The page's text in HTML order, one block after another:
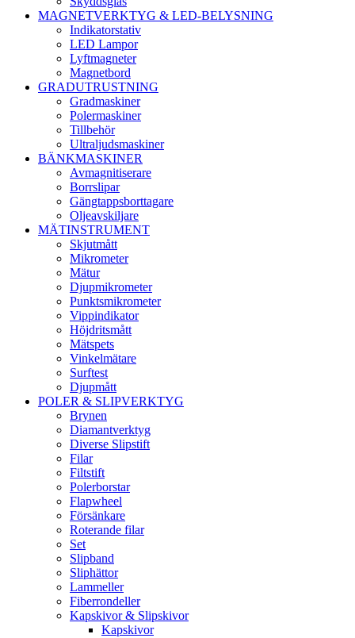
MAGNETVERKTYG & LED-BELYSNING
Indikatorstativ
LED Lampor
Lyftmagneter
Magnetbord
GRADUTRUSTNING
Gradmaskiner
Polermaskiner
Tillbehör
Ultraljudsmaskiner
BÄNKMASKINER
Avmagnitiserare
Borrslipar
Gängtappsborttagare
Oljeavskiljare
MÄTINSTRUMENT
Skjutmått
Mikrometer
Mätur
Djupmikrometer
Punktsmikrometer
Vippindikator
Höjdritsmått
Mätspets
Vinkelmätare
Surftest
Djupmått
POLER & SLIPVERKTYG
Brynen
Diamantverktyg
Diverse Slipstift
Filar
Filtstift
Polerborstar
Flapwheel
Försänkare
Roterande filar
Set
Slipband
Sliphättor
Lammeller
Fiberrondeller
Kapskivor & Slipskivor
Kapskivor